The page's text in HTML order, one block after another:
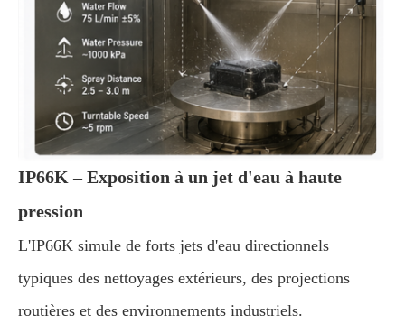
IP66K – Exposition à un jet d'eau à haute
pression
L'IP66K simule de forts jets d'eau directionnels
typiques des nettoyages extérieurs, des projections
routières et des environnements industriels.